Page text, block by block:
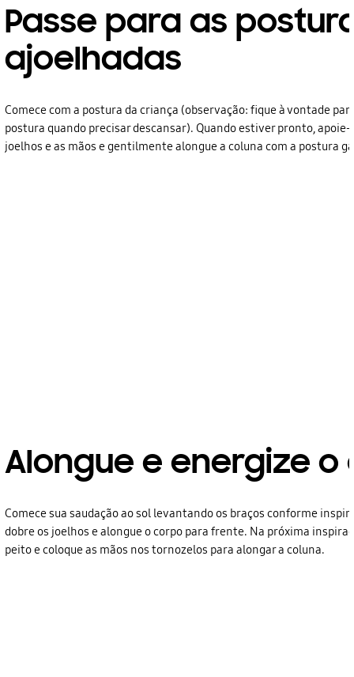
Passe para as
ajoelhadas
Comece com a postura da criança (observação: fique à vontade
postura quando precisar descansar). Quando estiver pronto, apoie-
joelhos e as mãos e gentilmente alongue a coluna com a postura
Alongue e energize o
Comece sua saudação ao sol levantando os braços conforme
dobre os joelhos e alongue o corpo para frente. Na próxima
peito e coloque as mãos nos tornozelos para alongar a coluna.